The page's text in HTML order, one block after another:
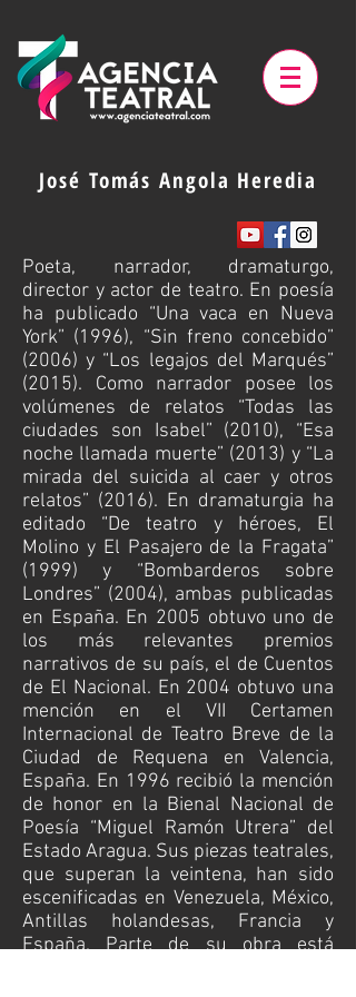
José Tomás Angola Heredia
Poeta, narrador, dramaturgo,
director y actor de teatro. En poesía
ha publicado “Una vaca en Nueva
York” (1996), “Sin freno concebido”
(2006) y “Los legajos del Marqués”
(2015). Como narrador posee los
volúmenes de relatos “Todas las
ciudades son Isabel” (2010), “Esa
noche llamada muerte” (2013) y “La
mirada del suicida al caer y otros
relatos” (2016). En dramaturgia ha
editado “De teatro y héroes, El
Molino y El Pasajero de la Fragata”
(1999) y “Bombarderos sobre
Londres” (2004), ambas publicadas
en España. En 2005 obtuvo uno de
los más relevantes premios
narrativos de su país, el de Cuentos
de El Nacional. En 2004 obtuvo una
mención en el VII Certamen
Internacional de Teatro Breve de la
Ciudad de Requena en Valencia,
España. En 1996 recibió la mención
de honor en la Bienal Nacional de
Poesía “Miguel Ramón Utrera” del
Estado Aragua. Sus piezas teatrales,
que superan la veintena, han sido
escenificadas en Venezuela, México,
Antillas holandesas, Francia y
España. Parte de su obra está